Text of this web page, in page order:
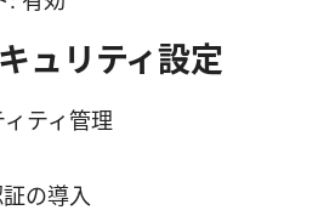
ュリティ設定
ティ管理
の導入